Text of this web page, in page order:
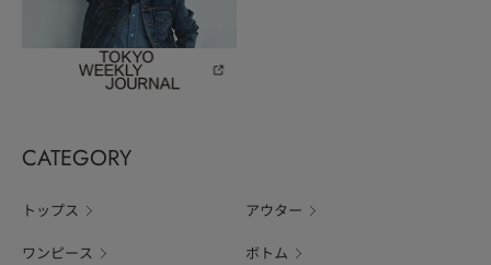
CATEGORY
トップス アウター
ワンピース ボトム